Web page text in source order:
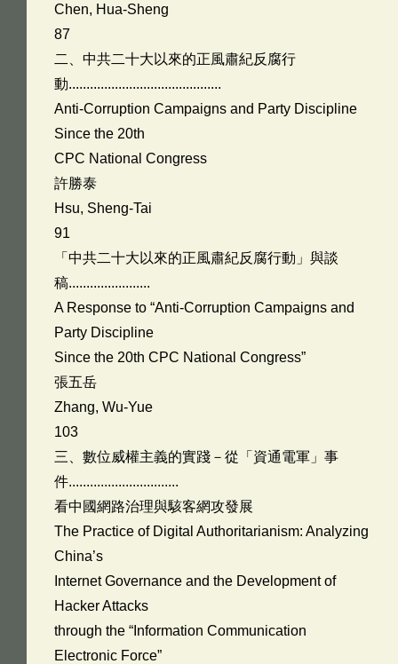
Chen, Hua-Sheng
87
二、中共二十大以來的正風肅紀反腐行
動...........................................
Anti-Corruption Campaigns and Party Discipline
Since the 20th
CPC National Congress
許勝泰
Hsu, Sheng-Tai
91
「中共二十大以來的正風肅紀反腐行動」與談
稿.......................
A Response to “Anti-Corruption Campaigns and
Party Discipline
Since the 20th CPC National Congress”
張五岳
Zhang, Wu-Yue
103
三、數位威權主義的實踐－從「資通電軍」事
件...............................
看中國網路治理與駭客網攻發展
The Practice of Digital Authoritarianism: Analyzing
China’s
Internet Governance and the Development of
Hacker Attacks
through the “Information Communication
Electronic Force”